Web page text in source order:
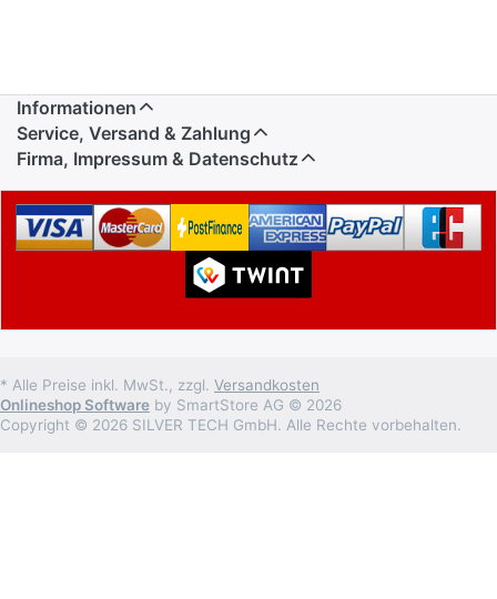
Informationen
Service, Versand & Zahlung
Firma, Impressum & Datenschutz
* Alle Preise inkl. MwSt., zzgl. Versandkosten
Onlineshop Software by SmartStore AG © 2026
Copyright © 2026 SILVER TECH GmbH. Alle Rechte vorbehalten.